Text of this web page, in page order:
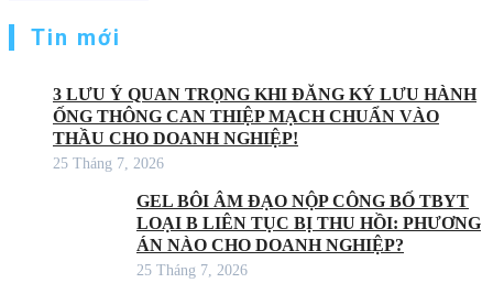
Tin mới
3 LƯU Ý QUAN TRỌNG KHI ĐĂNG KÝ LƯU HÀNH
ỐNG THÔNG CAN THIỆP MẠCH CHUẨN VÀO
THẦU CHO DOANH NGHIỆP!
25 Tháng 7, 2026
GEL BÔI ÂM ĐẠO NỘP CÔNG BỐ TBYT
LOẠI B LIÊN TỤC BỊ THU HỒI: PHƯƠNG
ÁN NÀO CHO DOANH NGHIỆP?
25 Tháng 7, 2026